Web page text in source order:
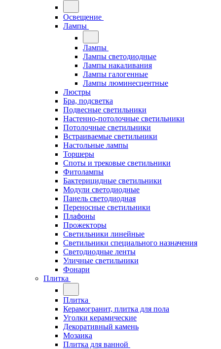
Освещение
Лампы
Лампы
Лампы светодиодные
Лампы накаливания
Лампы галогенные
Лампы люминесцентные
Люстры
Бра, подсветка
Подвесные светильники
Настенно-потолочные светильники
Потолочные светильники
Встраиваемые светильники
Настольные лампы
Торшеры
Споты и трековые светильники
Фитолампы
Бактерицидные светильники
Модули светодиодные
Панель светодиодная
Переносные светильники
Плафоны
Прожекторы
Светильники линейные
Светильники специального назначения
Светодиодные ленты
Уличные светильники
Фонари
Плитка
Плитка
Керамогранит, плитка для пола
Уголки керамические
Декоративный камень
Мозаика
Плитка для ванной